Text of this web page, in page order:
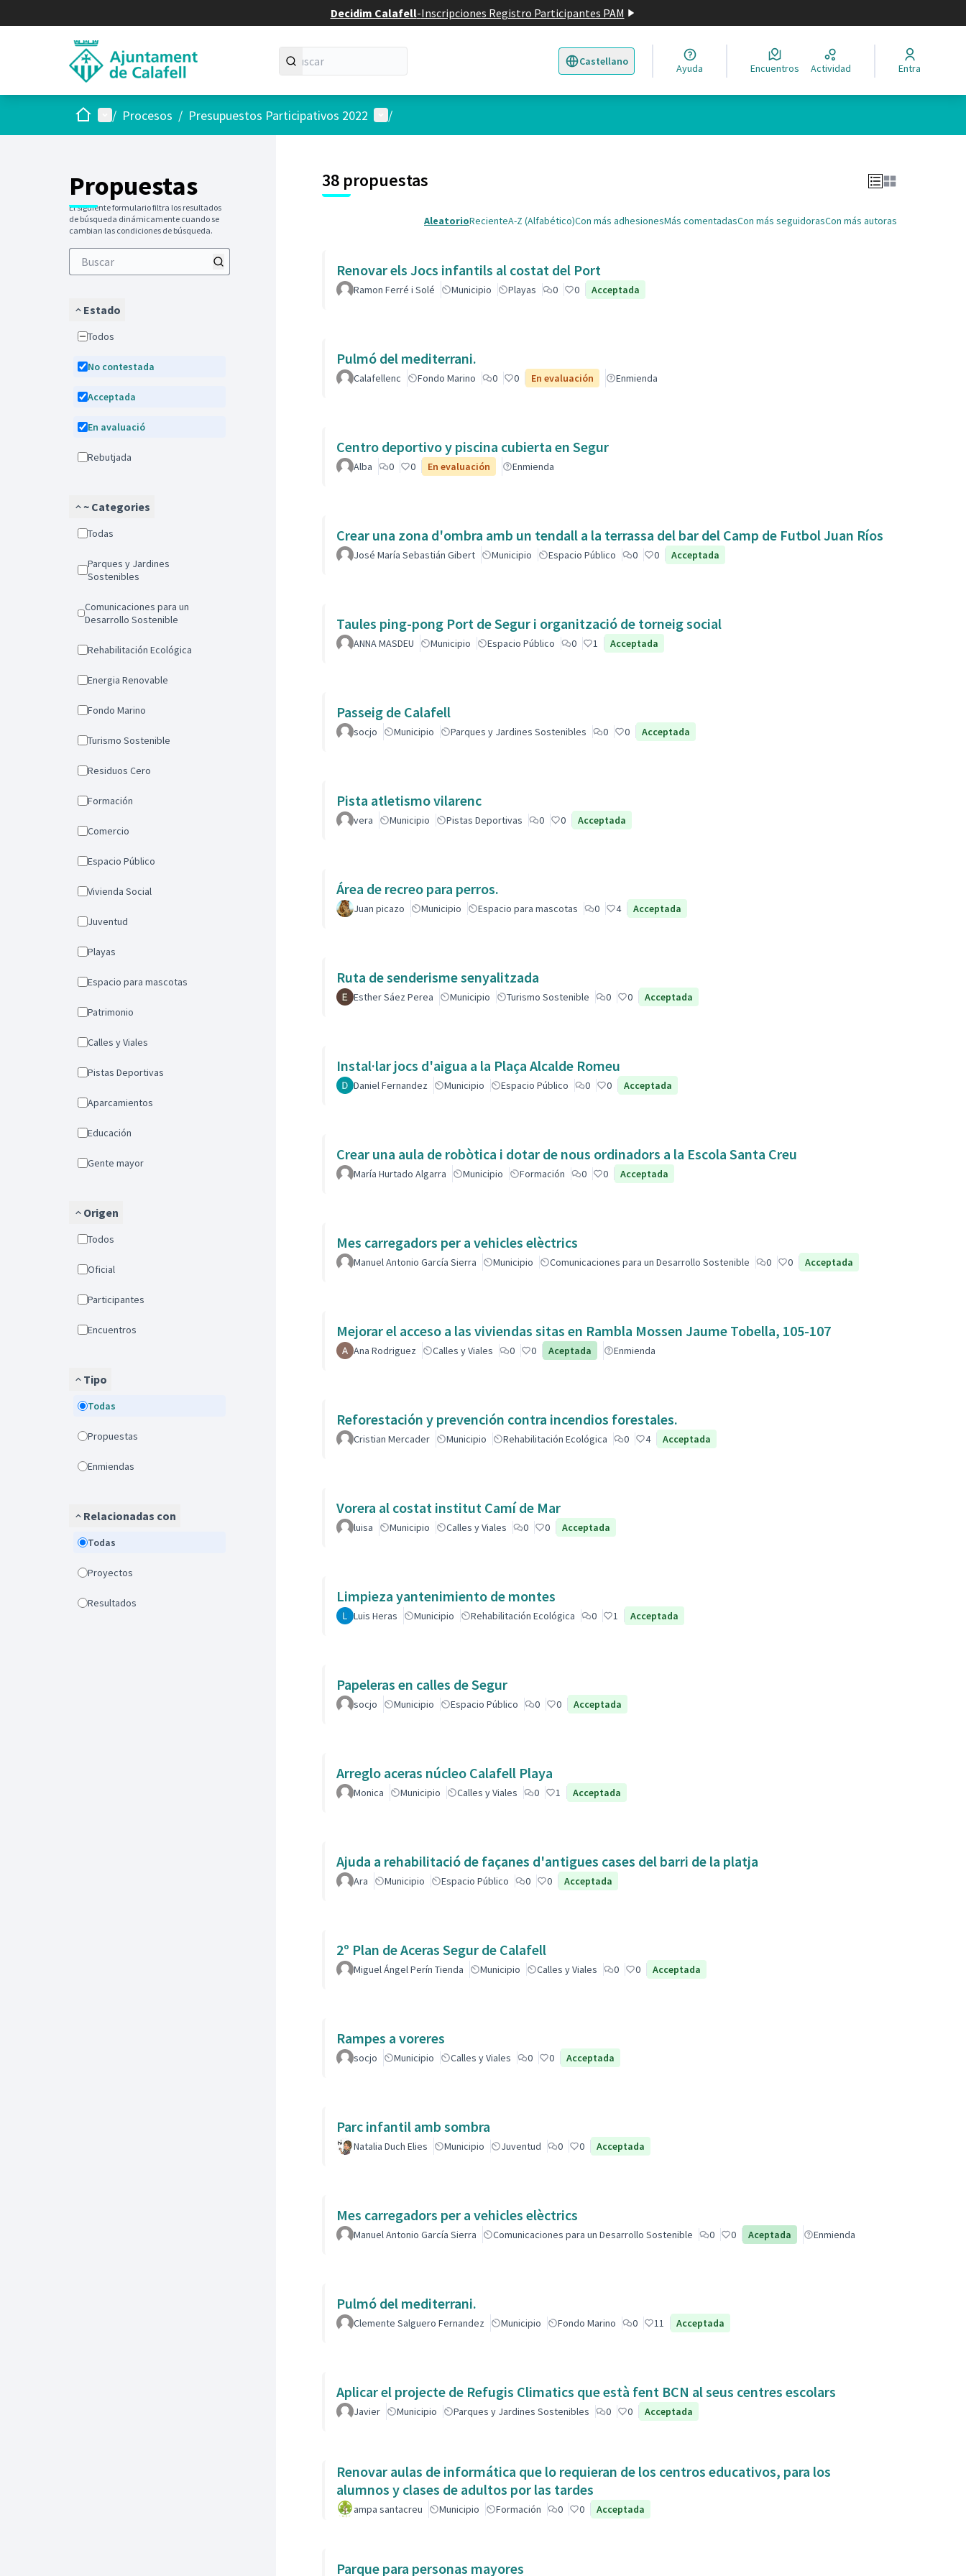
Decidim Calafell-Inscripciones Registro Participantes PAM
Castellano
Triar la llengua Elegir el idioma
Ayuda Encuentros Actividad Entra
InicioMenú principal
/ Procesos / Presupuestos Participativos 2022 Menú de usuario
/
Propuestas
El siguiente formulario filtra los resultados
de búsqueda dinámicamente cuando se
cambian las condiciones de búsqueda.
Estado
Todos
No contestada
Acceptada
En avaluació
Rebutjada
~ Categories
Todas
Parques y Jardines
Sostenibles
Comunicaciones para un
Desarrollo Sostenible
Rehabilitación Ecológica
Energia Renovable
Fondo Marino
Turismo Sostenible
Residuos Cero
Formación
Comercio
Espacio Público
Vivienda Social
Juventud
Playas
Espacio para mascotas
Patrimonio
Calles y Viales
Pistas Deportivas
Aparcamientos
Educación
Gente mayor
Origen
Todos
Oficial
Participantes
Encuentros
Tipo
Todas
Propuestas
Enmiendas
Relacionadas con
Todas
Proyectos
Resultados
38 propuestas
AleatorioRecienteA-Z (Alfabético)Con más adhesionesMás comentadasCon más seguidorasCon más autoras
Renovar els Jocs infantils al costat del Port
Ramon Ferré i Solé Municipio Playas 0 0 Acceptada
Pulmó del mediterrani.
Calafellenc Fondo Marino 0 0 En evaluación Enmienda
Centro deportivo y piscina cubierta en Segur
Alba 0 0 En evaluación Enmienda
Crear una zona d'ombra amb un tendall a la terrassa del bar del Camp de Futbol Juan Ríos
José María Sebastián Gibert Municipio Espacio Público 0 0 Acceptada
Taules ping-pong Port de Segur i organització de torneig social
ANNA MASDEU Municipio Espacio Público 0 1 Acceptada
Passeig de Calafell
socjo Municipio Parques y Jardines Sostenibles 0 0 Acceptada
Pista atletismo vilarenc
vera Municipio Pistas Deportivas 0 0 Acceptada
Área de recreo para perros.
Juan picazo Municipio Espacio para mascotas 0 4 Acceptada
Ruta de senderisme senyalitzada
Esther Sáez Perea Municipio Turismo Sostenible 0 0 Acceptada
Instal·lar jocs d'aigua a la Plaça Alcalde Romeu
Daniel Fernandez Municipio Espacio Público 0 0 Acceptada
Crear una aula de robòtica i dotar de nous ordinadors a la Escola Santa Creu
María Hurtado Algarra Municipio Formación 0 0 Acceptada
Mes carregadors per a vehicles elèctrics
Manuel Antonio García Sierra Municipio Comunicaciones para un Desarrollo Sostenible 0 0 Acceptada
Mejorar el acceso a las viviendas sitas en Rambla Mossen Jaume Tobella, 105-107
Ana Rodriguez Calles y Viales 0 0 Aceptada Enmienda
Reforestación y prevención contra incendios forestales.
Cristian Mercader Municipio Rehabilitación Ecológica 0 4 Acceptada
Vorera al costat institut Camí de Mar
luisa Municipio Calles y Viales 0 0 Acceptada
Limpieza yantenimiento de montes
Luis Heras Municipio Rehabilitación Ecológica 0 1 Acceptada
Papeleras en calles de Segur
socjo Municipio Espacio Público 0 0 Acceptada
Arreglo aceras núcleo Calafell Playa
Monica Municipio Calles y Viales 0 1 Acceptada
Ajuda a rehabilitació de façanes d'antigues cases del barri de la platja
Ara Municipio Espacio Público 0 0 Acceptada
2º Plan de Aceras Segur de Calafell
Miguel Ángel Perín Tienda Municipio Calles y Viales 0 0 Acceptada
Rampes a voreres
socjo Municipio Calles y Viales 0 0 Acceptada
Parc infantil amb sombra
Natalia Duch Elies Municipio Juventud 0 0 Acceptada
Mes carregadors per a vehicles elèctrics
Manuel Antonio García Sierra Comunicaciones para un Desarrollo Sostenible 0 0 Aceptada Enmienda
Pulmó del mediterrani.
Clemente Salguero Fernandez Municipio Fondo Marino 0 11 Acceptada
Aplicar el projecte de Refugis Climatics que està fent BCN al seus centres escolars
Javier Municipio Parques y Jardines Sostenibles 0 0 Acceptada
Renovar aulas de informática que lo requieran de los centros educativos, para los
alumnos y clases de adultos por las tardes
ampa santacreu Municipio Formación 0 0 Acceptada
Parque para personas mayores